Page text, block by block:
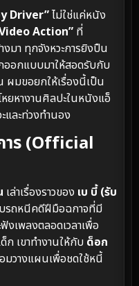
Driver”ไม่ใช่แค่หนัง
Action” ที่
มา ทุกจังหวะการยิงปืน
ออกแบบมาให้สอดรับกับ
ผมขอยกให้เรื่องนี้เป็น
ยหางานศิลปะในหนังแอ็
และท่วงทำนอง
าร (Official
เล่าเรื่องราวของ เบ บี้ (รับ
รถหนีคดีฝีมือฉกาจที่มี
เพลงตลอดเวลาเพื่อ
ก เขาทำงานให้กับ ด็อก
มวางแผนเพื่อชดใช้หนี้